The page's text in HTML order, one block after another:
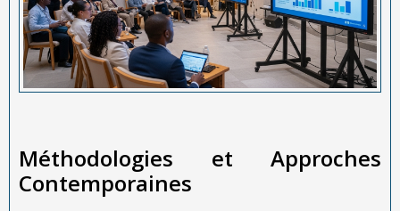
Méthodologies et Approches
Contemporaines